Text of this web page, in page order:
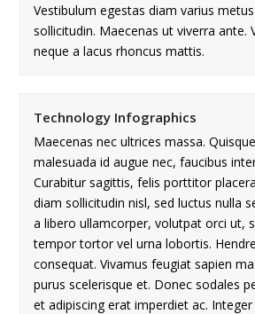
Vestibulum egestas diam varius
sollicitudin. Maecenas ut viverra ante.
neque a lacus rhoncus mattis.
Technology Infographics
Maecenas nec ultrices massa.
malesuada id augue nec, faucibus
Curabitur sagittis, felis porttitor
diam sollicitudin nisl, sed luctus nulla
a libero ullamcorper, volutpat orci ut,
tempor tortor vel urna lobortis.
consequat. Vivamus feugiat sapien
purus scelerisque et. Donec sodales
et adipiscing erat imperdiet ac. Integer